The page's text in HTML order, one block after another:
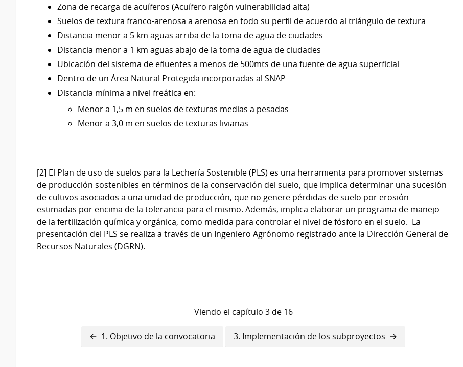
Zona de recarga de acuíferos (Acuífero raigón vulnerabilidad alta)
Suelos de textura franco-arenosa a arenosa en todo su perfil de acuerdo al triángulo de textura
Distancia menor a 5 km aguas arriba de la toma de agua de ciudades
Distancia menor a 1 km aguas abajo de la toma de agua de ciudades
Ubicación del sistema de efluentes a menos de 500mts de una fuente de agua superficial
Dentro de un Área Natural Protegida incorporadas al SNAP
Distancia mínima a nivel freática en:
Menor a 1,5 m en suelos de texturas medias a pesadas
Menor a 3,0 m en suelos de texturas livianas
[2] El Plan de uso de suelos para la Lechería Sostenible (PLS) es una herramienta para promover sistemas
de producción sostenibles en términos de la conservación del suelo, que implica determinar una sucesión
de cultivos asociados a una unidad de producción, que no genere pérdidas de suelo por erosión
estimadas por encima de la tolerancia para el mismo. Además, implica elaborar un programa de manejo
de la fertilización química y orgánica, como medida para controlar el nivel de fósforo en el suelo. La
presentación del PLS se realiza a través de un Ingeniero Agrónomo registrado ante la Dirección General de
Recursos Naturales (DGRN).
Viendo el capítulo 3 de 16
Enlaces
transversales
1. Objetivo de la convocatoria 3. Implementación de los subproyectos